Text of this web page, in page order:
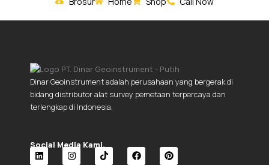
Dinar Geoinstrument adalah perusahaan yang bergerak di
bidang distributor alat survey pemetaan terpercaya dan
terlengkap di Indonesia.
Social Media Kami.